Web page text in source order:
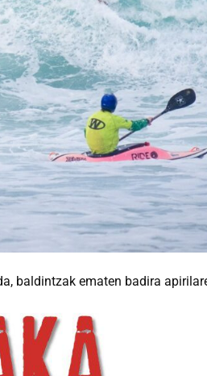
baldintzak ematen badira